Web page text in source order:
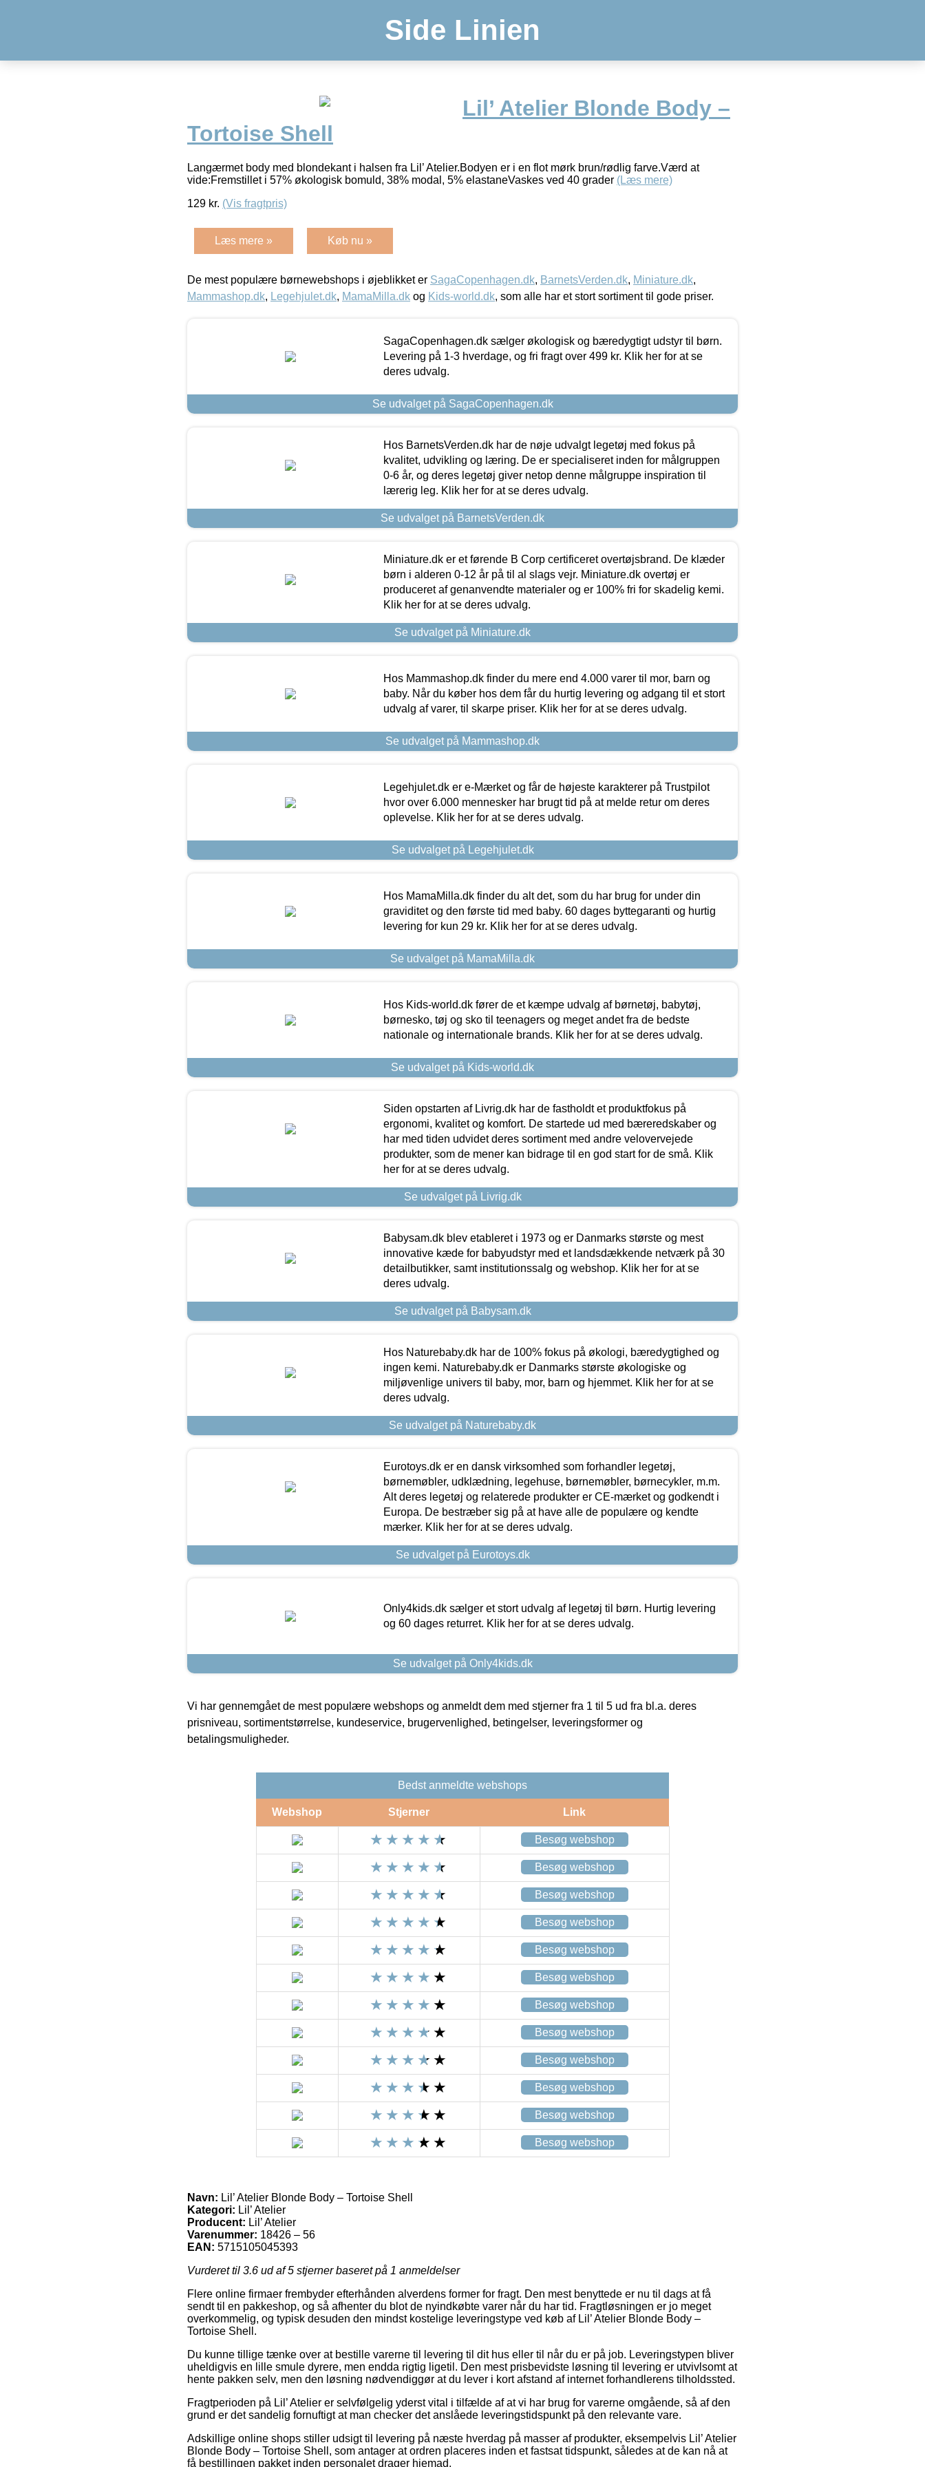
Side Linien
Lil’ Atelier Blonde Body –
Tortoise Shell
Langærmet body med blondekant i halsen fra Lil’ Atelier.Bodyen er i en flot mørk brun/rødlig farve.Værd at
vide:Fremstillet i 57% økologisk bomuld, 38% modal, 5% elastaneVaskes ved 40 grader (Læs mere)
129 kr. (Vis fragtpris)
Læs mere » Køb nu »
De mest populære børnewebshops i øjeblikket er SagaCopenhagen.dk, BarnetsVerden.dk, Miniature.dk,
Mammashop.dk, Legehjulet.dk, MamaMilla.dk og Kids-world.dk, som alle har et stort sortiment til gode priser.
SagaCopenhagen.dk sælger økologisk og bæredygtigt udstyr til børn.
Levering på 1-3 hverdage, og fri fragt over 499 kr. Klik her for at se
deres udvalg.
Se udvalget på SagaCopenhagen.dk
Hos BarnetsVerden.dk har de nøje udvalgt legetøj med fokus på
kvalitet, udvikling og læring. De er specialiseret inden for målgruppen
0-6 år, og deres legetøj giver netop denne målgruppe inspiration til
lærerig leg. Klik her for at se deres udvalg.
Se udvalget på BarnetsVerden.dk
Miniature.dk er et førende B Corp certificeret overtøjsbrand. De klæder
børn i alderen 0-12 år på til al slags vejr. Miniature.dk overtøj er
produceret af genanvendte materialer og er 100% fri for skadelig kemi.
Klik her for at se deres udvalg.
Se udvalget på Miniature.dk
Hos Mammashop.dk finder du mere end 4.000 varer til mor, barn og
baby. Når du køber hos dem får du hurtig levering og adgang til et stort
udvalg af varer, til skarpe priser. Klik her for at se deres udvalg.
Se udvalget på Mammashop.dk
Legehjulet.dk er e-Mærket og får de højeste karakterer på Trustpilot
hvor over 6.000 mennesker har brugt tid på at melde retur om deres
oplevelse. Klik her for at se deres udvalg.
Se udvalget på Legehjulet.dk
Hos MamaMilla.dk finder du alt det, som du har brug for under din
graviditet og den første tid med baby. 60 dages byttegaranti og hurtig
levering for kun 29 kr. Klik her for at se deres udvalg.
Se udvalget på MamaMilla.dk
Hos Kids-world.dk fører de et kæmpe udvalg af børnetøj, babytøj,
børnesko, tøj og sko til teenagers og meget andet fra de bedste
nationale og internationale brands. Klik her for at se deres udvalg.
Se udvalget på Kids-world.dk
Siden opstarten af Livrig.dk har de fastholdt et produktfokus på
ergonomi, kvalitet og komfort. De startede ud med bæreredskaber og
har med tiden udvidet deres sortiment med andre velovervejede
produkter, som de mener kan bidrage til en god start for de små. Klik
her for at se deres udvalg.
Se udvalget på Livrig.dk
Babysam.dk blev etableret i 1973 og er Danmarks største og mest
innovative kæde for babyudstyr med et landsdækkende netværk på 30
detailbutikker, samt institutionssalg og webshop. Klik her for at se
deres udvalg.
Se udvalget på Babysam.dk
Hos Naturebaby.dk har de 100% fokus på økologi, bæredygtighed og
ingen kemi. Naturebaby.dk er Danmarks største økologiske og
miljøvenlige univers til baby, mor, barn og hjemmet. Klik her for at se
deres udvalg.
Se udvalget på Naturebaby.dk
Eurotoys.dk er en dansk virksomhed som forhandler legetøj,
børnemøbler, udklædning, legehuse, børnemøbler, børnecykler, m.m.
Alt deres legetøj og relaterede produkter er CE-mærket og godkendt i
Europa. De bestræber sig på at have alle de populære og kendte
mærker. Klik her for at se deres udvalg.
Se udvalget på Eurotoys.dk
Only4kids.dk sælger et stort udvalg af legetøj til børn. Hurtig levering
og 60 dages returret. Klik her for at se deres udvalg.
Se udvalget på Only4kids.dk
Vi har gennemgået de mest populære webshops og anmeldt dem med stjerner fra 1 til 5 ud fra bl.a. deres
prisniveau, sortimentstørrelse, kundeservice, brugervenlighed, betingelser, leveringsformer og
betalingsmuligheder.
Bedst anmeldte webshops
Webshop Stjerner Link
Besøg webshop
Besøg webshop
Besøg webshop
Besøg webshop
Besøg webshop
Besøg webshop
Besøg webshop
Besøg webshop
Besøg webshop
Besøg webshop
Besøg webshop
Besøg webshop
Navn: Lil’ Atelier Blonde Body – Tortoise Shell
Kategori: Lil’ Atelier
Producent: Lil’ Atelier
Varenummer: 18426 – 56
EAN: 5715105045393
Vurderet til 3.6 ud af 5 stjerner baseret på 1 anmeldelser
Flere online firmaer frembyder efterhånden alverdens former for fragt. Den mest benyttede er nu til dags at få
sendt til en pakkeshop, og så afhenter du blot de nyindkøbte varer når du har tid. Fragtløsningen er jo meget
overkommelig, og typisk desuden den mindst kostelige leveringstype ved køb af Lil’ Atelier Blonde Body –
Tortoise Shell.
Du kunne tillige tænke over at bestille varerne til levering til dit hus eller til når du er på job. Leveringstypen bliver
uheldigvis en lille smule dyrere, men endda rigtig ligetil. Den mest prisbevidste løsning til levering er utvivlsomt at
hente pakken selv, men den løsning nødvendiggør at du lever i kort afstand af internet forhandlerens tilholdssted.
Fragtperioden på Lil’ Atelier er selvfølgelig yderst vital i tilfælde af at vi har brug for varerne omgående, så af den
grund er det sandelig fornuftigt at man checker det anslåede leveringstidspunkt på den relevante vare.
Adskillige online shops stiller udsigt til levering på næste hverdag på masser af produkter, eksempelvis Lil’ Atelier
Blonde Body – Tortoise Shell, som antager at ordren placeres inden et fastsat tidspunkt, således at de kan nå at
få bestillingen pakket inden personalet drager hjemad.